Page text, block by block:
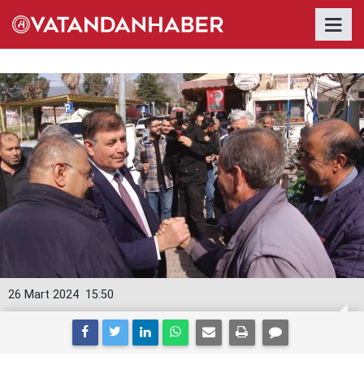
15:50
26 Mart 2024